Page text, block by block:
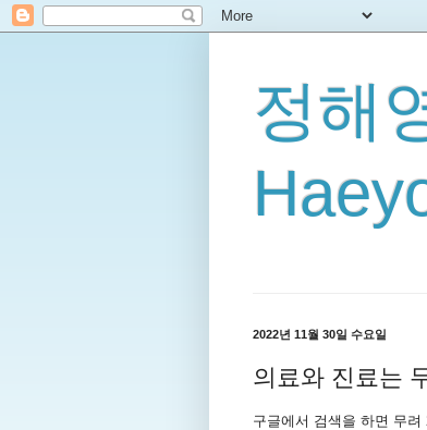
정해
2022년 11월 30일 수요일
의료와 진료는
구글에서 검색을 하면 무